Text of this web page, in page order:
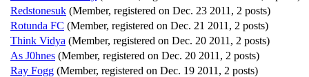
Redstonesuk (Member, registered on Dec. 23 2011, 2 posts)
Rotunda FC (Member, registered on Dec. 21 2011, 2 posts)
Think Vidya (Member, registered on Dec. 20 2011, 2 posts)
As J0hnes (Member, registered on Dec. 20 2011, 2 posts)
Ray Fogg (Member, registered on Dec. 19 2011, 2 posts)